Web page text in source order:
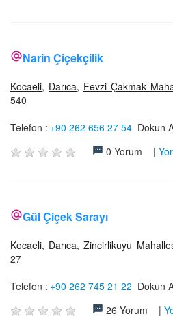
Narin Çiçekçilik
Kocaeli, Darıca, Fevzi Çakmak
540
Telefon : +90 262 656 27 54 Dokun
0 Yorum |
Gül Çiçek Sarayı
Kocaeli, Darıca,Zincirlikuyu
27
Telefon : +90 262 745 21 22 Dokun
26 Yorum |